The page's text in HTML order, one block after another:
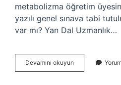
metabolizma öğretim
yazılı genel sınava tabi
var mı? Yan Dal Uzmanlık…
Devamını okuyun
Dal